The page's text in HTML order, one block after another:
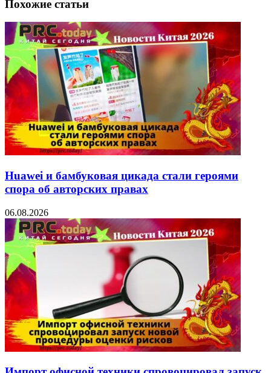
Похожие статьи
Huawei и бамбуковая цикада стали героями
спора об авторских правах
06.08.2026